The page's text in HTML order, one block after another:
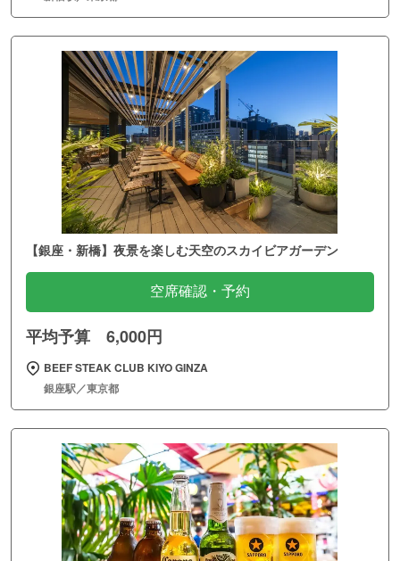
【銀座・新橋】夜景を楽しむ天空のスカイビアガーデン
空席確認・予約
平均予算 6,000円
BEEF STEAK CLUB KIYO GINZA
銀座駅／東京都